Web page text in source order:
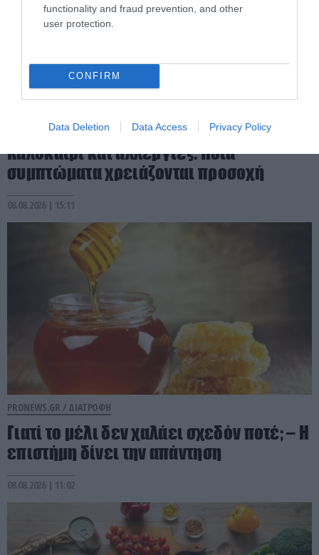
functionality and fraud prevention, and other
user protection.
CONFIRM
Data Deletion Data Access Privacy Policy
PRONEWS.GR /ΥΓΕΙΑ
Καλοκαίρι και αλλεργίες: Ποια
συμπτώματα χρειάζονται προσοχή
08.08.2026 | 15:11
PRONEWS.GR / ΔΙΑΤΡΟΦΗ
Γιατί το μέλι δεν χαλάει σχεδόν ποτέ; – Η
επιστήμη δίνει την απάντηση
08.08.2026 | 11:02